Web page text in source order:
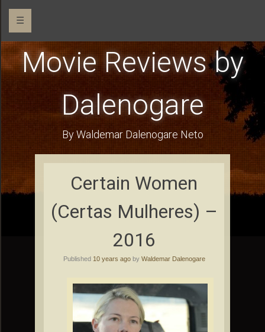
☰
Movie Reviews by
Dalenogare
By Waldemar Dalenogare Neto
Certain Women
(Certas Mulheres) –
2016
Published 10 years agoby Waldemar Dalenogare